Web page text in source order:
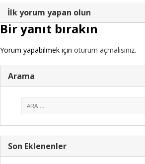
İlk yorum yapan olun
Bir yanıt bırakın
Yorum yapabilmek için oturum açmalısınız.
Arama
Son Eklenenler